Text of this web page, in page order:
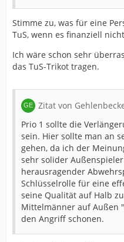
Stimme zu, was für eine
TuS, wenn es finanziell
Ich wäre schon sehr
das TuS-Trikot tragen.
Zitat von
Prio 1 sollte die
sein. Hier sollte man an
gehen, da ich der
sehr solider
herausragender
Schlüsselrolle für eine
seine Qualität auf Halb
Mittelmänner auf Außen
den Angriff schonen.